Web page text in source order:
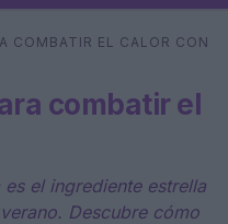
⌕ ×
COMBATIR EL CALOR CON
combatir el
el ingrediente estrella
Descubre cómo